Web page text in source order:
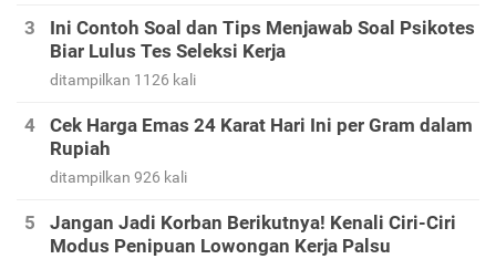
Ini Contoh Soal dan Tips Menjawab Soal Psikotes
Biar Lulus Tes Seleksi Kerja
ditampilkan 1126 kali
Cek Harga Emas 24 Karat Hari Ini per Gram dalam
Rupiah
ditampilkan 926 kali
Jangan Jadi Korban Berikutnya! Kenali Ciri-Ciri
Modus Penipuan Lowongan Kerja Palsu